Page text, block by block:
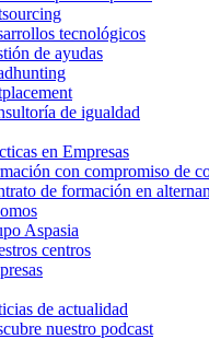
tecnológicos
de ayudas
de igualdad
en Empresas
con compromiso de
de formación en
Aspasia
centros
de actualidad
nuestro podcast